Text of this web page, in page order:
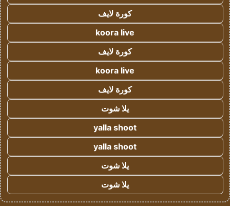
كورة لايف
koora live
كورة لايف
koora live
كورة لايف
يلا شوت
yalla shoot
yalla shoot
يلا شوت
يلا شوت